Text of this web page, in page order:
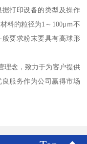
打印设备的类型及操作
料的粒径为1～100μｍ不
要求粉末要具有高球形
理念，致力于为客户提供
服务作为公司赢得市场